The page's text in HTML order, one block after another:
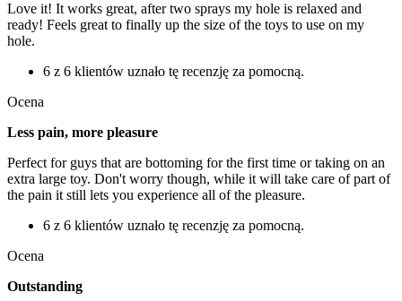
Love it! It works great, after two sprays my hole is relaxed and
ready! Feels great to finally up the size of the toys to use on my
hole.
6 z 6 klientów uznało tę recenzję za pomocną.
Ocena
Less pain, more pleasure
Perfect for guys that are bottoming for the first time or taking on an
extra large toy. Don't worry though, while it will take care of part of
the pain it still lets you experience all of the pleasure.
6 z 6 klientów uznało tę recenzję za pomocną.
Ocena
Outstanding